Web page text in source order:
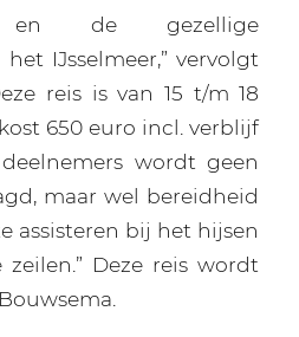
en de gezellige
IJsselmeer,” vervolgt
reis is van 15 t/m 18
650 euro incl. verblijf
wordt geen
maar wel bereidheid
assisteren bij het hijsen
Deze reis wordt